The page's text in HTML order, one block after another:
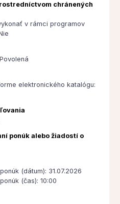
chránených
v rámci programov
elektronického katalógu:
ponúk alebo žiadostí o
(dátum): 31.07.2026
(čas): 10:00